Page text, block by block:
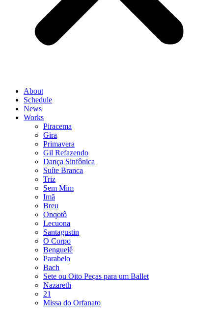
About
Schedule
News
Works
Piracema
Gira
Primavera
Gil Refazendo
Dança Sinfônica
Suíte Branca
Triz
Sem Mim
Imã
Breu
Onqotô
Lecuona
Santagustin
O Corpo
Benguelê
Parabelo
Bach
Sete ou Oito Peças para um Ballet
Nazareth
21
Missa do Orfanato